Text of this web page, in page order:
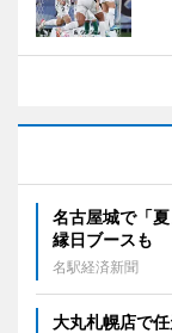
名古屋城で「
縁日ブースも
名駅経済新聞
大丸札幌店で